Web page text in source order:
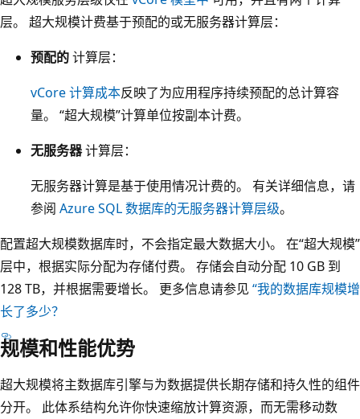
层。 超大规模计费基于预配的或无服务器计算层：
预配的计算层：
vCore 计算成本反映了为应用程序持续预配的总计算容
量。 “超大规模”计算单位按副本计费。
无服务器计算层：
无服务器计算是基于使用情况计费的。 有关详细信息，请
参阅 Azure SQL 数据库的无服务器计算层级。
配置超大规模数据库时，不会指定最大数据大小。 在“超大规模”
层中，根据实际分配为存储付费。 存储会自动分配 10 GB 到
128 TB，并根据需要增长。 更多信息请参见 “我的数据库规模增
长了多少？
规模和性能优势
超大规模将主数据库引擎与为数据提供长期存储和持久性的组件
分开。 此体系结构允许你快速缩放计算资源，而无需移动数